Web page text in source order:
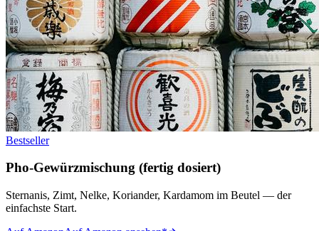
Bestseller
Pho-Gewürzmischung (fertig dosiert)
Sternanis, Zimt, Nelke, Koriander, Kardamom im Beutel — der
einfachste Start.